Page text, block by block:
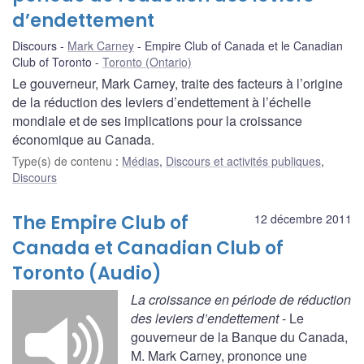
d’endettement
Discours Mark Carney
Empire Club of Canada et le Canadian
Club of Toronto
Toronto (Ontario)
Le gouverneur, Mark Carney, traite des facteurs à l’origine
de la réduction des leviers d’endettement à l’échelle
mondiale et de ses implications pour la croissance
économique au Canada.
Type(s) de contenu : Médias, Discours et activités publiques,
Discours
12 décembre 2011
The Empire Club of
Canada et Canadian Club of
Toronto (Audio)
La croissance en période de réduction
des leviers d’endettement- Le
gouverneur de la Banque du Canada,
M. Mark Carney, prononce une